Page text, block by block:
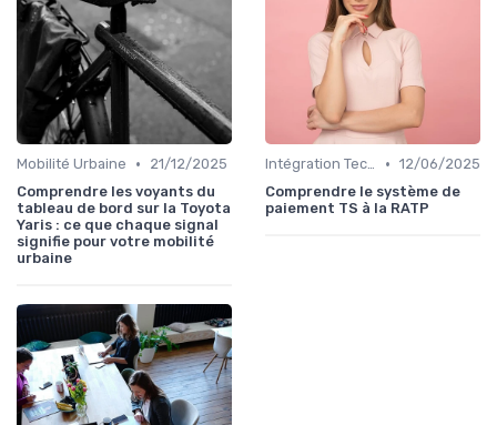
Mobilité Urbaine •
21/12/2025
Comprendre les voyants du
tableau de bord sur la Toyota
Yaris : ce que chaque signal
signifie pour votre mobilité
urbaine
Intégration Technologique • 12/06/2025
Comprendre le système de
paiement TS à la RATP